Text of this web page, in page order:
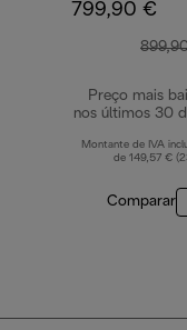
799,90 €
Preço mais
nos últimos 30
Montante de IVA
de 149,57 €
Comparar